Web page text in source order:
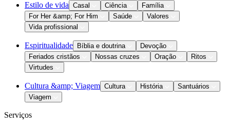
Estilo de vida Casal Ciência
Família
For Her &amp; For Him
Saúde
Valores
Vida profissional
Espiritualidade Bíblia e doutrina
Devoção
Feriados cristãos
Nossas cruzes Oração
Ritos
Virtudes
Cultura &amp; Viagem Cultura História
Santuários
Viagem
Serviços